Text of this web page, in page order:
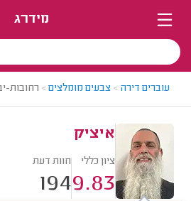
מידרג
עוברים דירה > צבעים מומלצים> רחובות-
איציק
ציון כללי
9.83
חוות דעת
194